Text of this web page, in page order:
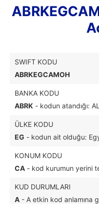
SWIFT KODU
ABRKEGCAMOH
BANKA KODU
ABRK - kodun atandığı:
ÜLKE KODU
EG - kodun ait olduğu:
KONUM KODU
CA - kod kurumun yerini
KUD DURUMLARI
A - A etkin kod anlamına